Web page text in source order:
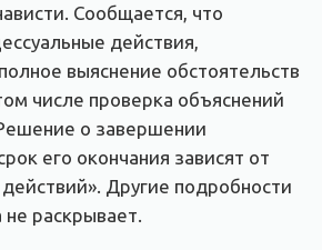
Сообщается, что
действия,
выяснение обстоятельств
числе проверка объяснений
о завершении
его окончания зависят от
действий». Другие подробности
раскрывает.